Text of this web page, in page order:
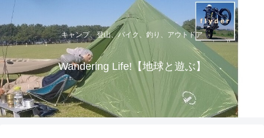
キャンプ、登山、バイク、釣り、アウトドア
Wandering Life!【地球と遊ぶ】